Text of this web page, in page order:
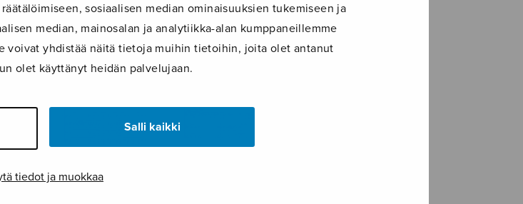
sosiaalisen median ominaisuuksien tukemiseen ja
median, mainosalan ja analytiikka-alan kumppaneillemme
voivat yhdistää näitä tietoja muihin tietoihin, joita olet antanut
olet käyttänyt heidän palvelujaan.
Salli kaikki
tiedot ja muokkaa
LEINA-lauluja,